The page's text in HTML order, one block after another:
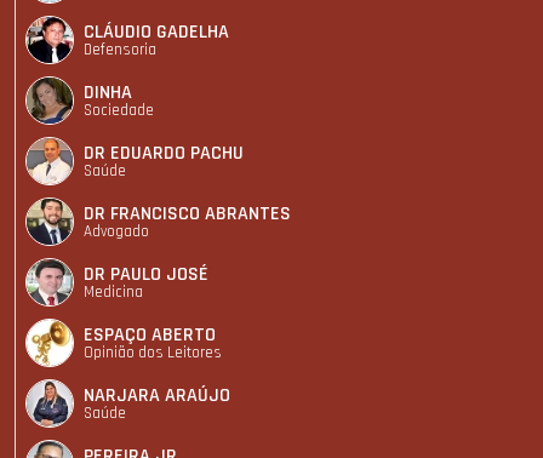
CLÁUDIO GADELHA
Defensoria
DINHA
Sociedade
DR EDUARDO PACHU
Saúde
DR FRANCISCO ABRANTES
Advogado
DR PAULO JOSÉ
Medicina
ESPAÇO ABERTO
Opinião dos Leitores
NARJARA ARAÚJO
Saúde